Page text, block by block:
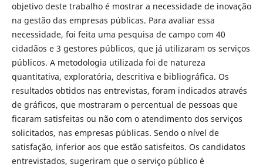
objetivo deste trabalho é mostrar a necessidade de inovação
na gestão das empresas públicas. Para avaliar essa
necessidade, foi feita uma pesquisa de campo com 40
cidadãos e 3 gestores públicos, que já utilizaram os serviços
públicos. A metodologia utilizada foi de natureza
quantitativa, exploratória, descritiva e bibliográfica. Os
resultados obtidos nas entrevistas, foram indicados através
de gráficos, que mostraram o percentual de pessoas que
ficaram satisfeitas ou não com o atendimento dos serviços
solicitados, nas empresas públicas. Sendo o nível de
satisfação, inferior aos que estão satisfeitos. Os candidatos
entrevistados, sugeriram que o serviço público é